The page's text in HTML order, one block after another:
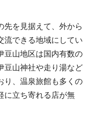
を見据えて、外から
流できる地域にしてい
豆山地区は国内有数の
豆山神社や走り湯など
り、温泉旅館も多くの
に立ち寄れる店が無